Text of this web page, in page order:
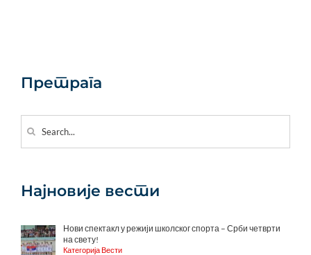
Претрага
for:
Најновије вести
Нови спектакл у режији школског спорта – Срби четврти
на свету!
Категорија Вести